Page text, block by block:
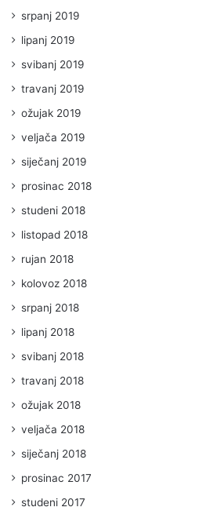
srpanj 2019
lipanj 2019
svibanj 2019
travanj 2019
ožujak 2019
veljača 2019
siječanj 2019
prosinac 2018
studeni 2018
listopad 2018
rujan 2018
kolovoz 2018
srpanj 2018
lipanj 2018
svibanj 2018
travanj 2018
ožujak 2018
veljača 2018
siječanj 2018
prosinac 2017
studeni 2017